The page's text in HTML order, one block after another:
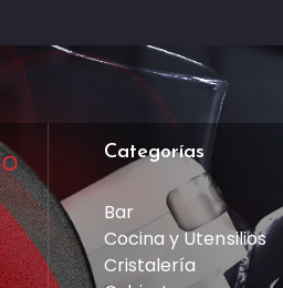
Categorías
Bar
Cocina y Utensilios
Cristalería